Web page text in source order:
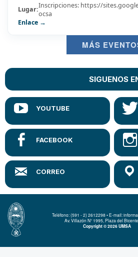
Lugar:Inscripciones: https://
ocsa
Enlace →
MÁS
SIGUENOS
Teléfono: (591 - 2) 2612298 • E-mail:
Av. Villazón N° 1995, Plaza del
Copyright © 2026 UMSA